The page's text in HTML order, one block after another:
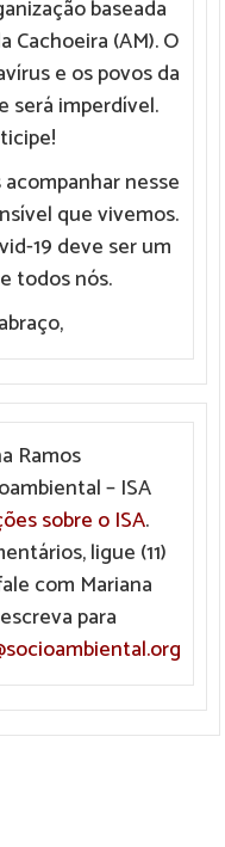
baseada
Cachoeira (AM). O
e os povos da
será imperdível.
nesse
que vivemos.
19 deve ser um
todos nós.
Ramos
– ISA
sobre o ISA.
ligue (11)
com Mariana
para